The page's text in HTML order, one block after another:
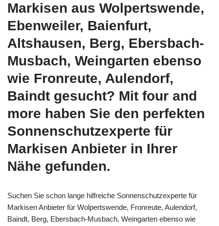
Markisen aus Wolpertswende,
Ebenweiler, Baienfurt,
Altshausen, Berg, Ebersbach-
Musbach, Weingarten ebenso
wie Fronreute, Aulendorf,
Baindt gesucht? Mit four and
more haben Sie den perfekten
Sonnenschutzexperte für
Markisen Anbieter in Ihrer
Nähe gefunden.
Suchen Sie schon lange hilfreiche Sonnenschutzexperte für
Markisen Anbieter für Wolpertswende, Fronreute, Aulendorf,
Baindt, Berg, Ebersbach-Musbach, Weingarten ebenso wie